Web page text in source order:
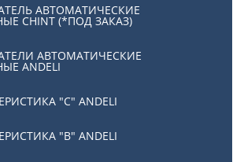
АВТОМАТИЧЕСКИЕ
CHINT (*ПОД ЗАКАЗ)
АВТОМАТИЧЕСКИЕ
ANDELI
"C" ANDELI
"B" ANDELI